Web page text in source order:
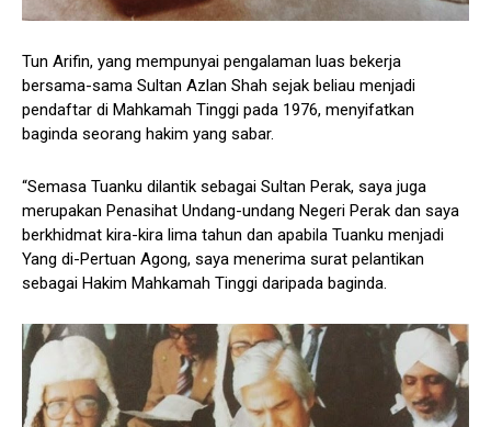
Tun Arifin, yang mempunyai pengalaman luas bekerja
bersama-sama Sultan Azlan Shah sejak beliau menjadi
pendaftar di Mahkamah Tinggi pada 1976, menyifatkan
baginda seorang hakim yang sabar.
“Semasa Tuanku dilantik sebagai Sultan Perak, saya juga
merupakan Penasihat Undang-undang Negeri Perak dan saya
berkhidmat kira-kira lima tahun dan apabila Tuanku menjadi
Yang di-Pertuan Agong, saya menerima surat pelantikan
sebagai Hakim Mahkamah Tinggi daripada baginda.